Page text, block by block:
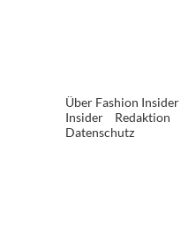
Über Fashion Insider
Insider
Redaktion
Datenschutz